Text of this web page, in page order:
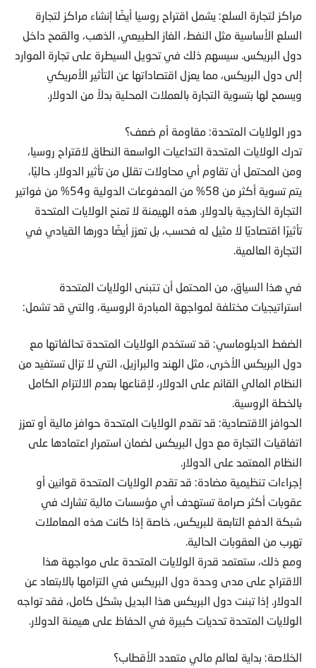
مراكز لتجارة السلع: يشمل اقتراح روسيا أيضًا إنشاء مراكز لتجارة
السلع الأساسية مثل النفط، الغاز الطبيعي، الذهب، والقمح داخل
دول البريكس. سيسهم ذلك في تحويل السيطرة على تجارة الموارد
إلى دول البريكس، مما يعزل اقتصاداتها عن التأثير الأمريكي
ويسمح لها بتسوية التجارة بالعملات المحلية بدلاً من الدولار.
دور الولايات المتحدة: مقاومة أم ضعف؟
تدرك الولايات المتحدة التداعيات الواسعة النطاق لاقتراح روسيا،
ومن المحتمل أن تقاوم أي محاولات تقلل من تأثير الدولار. حاليًا،
يتم تسوية أكثر من 58% من المدفوعات الدولية و54% من فواتير
التجارة الخارجية بالدولار. هذه الهيمنة لا تمنح الولايات المتحدة
تأثيرًا اقتصاديًا لا مثيل له فحسب، بل تعزز أيضًا دورها القيادي في
التجارة العالمية.
في هذا السياق، من المحتمل أن تتبنى الولايات المتحدة
استراتيجيات مختلفة لمواجهة المبادرة الروسية، والتي قد تشمل:
الضغط الدبلوماسي: قد تستخدم الولايات المتحدة تحالفاتها مع
دول البريكس الأخرى، مثل الهند والبرازيل، التي لا تزال تستفيد من
النظام المالي القائم على الدولار، لإقناعها بعدم الالتزام الكامل
بالخطة الروسية.
الحوافز الاقتصادية: قد تقدم الولايات المتحدة حوافز مالية أو تعزز
اتفاقيات التجارة مع دول البريكس لضمان استمرار اعتمادها على
النظام المعتمد على الدولار.
إجراءات تنظيمية مضادة: قد تقدم الولايات المتحدة قوانين أو
عقوبات أكثر صرامة تستهدف أي مؤسسات مالية تشارك في
شبكة الدفع التابعة للبريكس، خاصة إذا كانت هذه المعاملات
تهرب من العقوبات الحالية.
ومع ذلك، ستعتمد قدرة الولايات المتحدة على مواجهة هذا
الاقتراح على مدى وحدة دول البريكس في التزامها بالابتعاد عن
الدولار. إذا تبنت دول البريكس هذا البديل بشكل كامل، فقد تواجه
الولايات المتحدة تحديات كبيرة في الحفاظ على هيمنة الدولار.
الخلاصة: بداية لعالم مالي متعدد الأقطاب؟